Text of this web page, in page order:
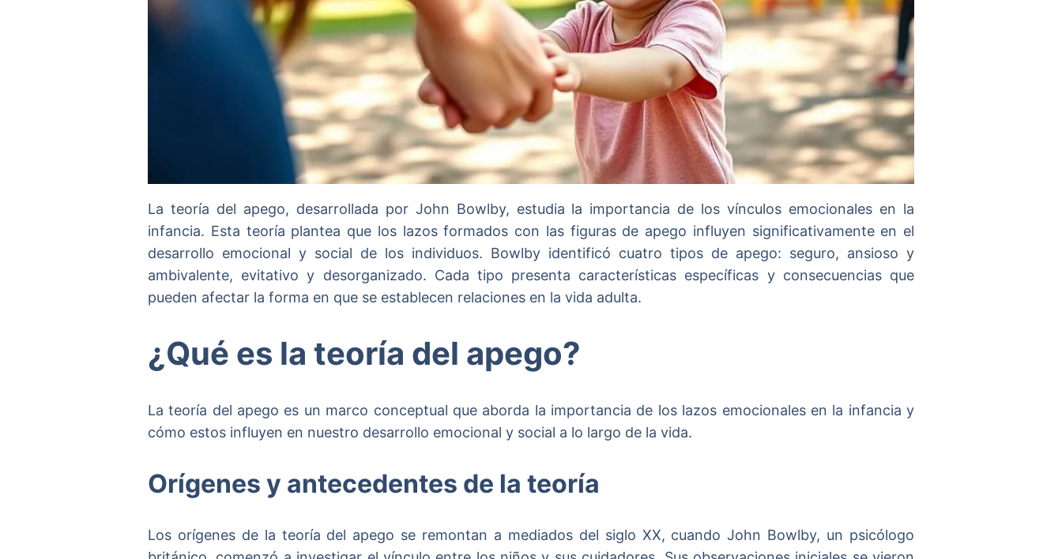
La teoría del apego, desarrollada por John Bowlby, estudia la importancia de los vínculos emocionales en la
infancia. Esta teoría plantea que los lazos formados con las figuras de apego influyen significativamente en el
desarrollo emocional y social de los individuos. Bowlby identificó cuatro tipos de apego: seguro, ansioso y
ambivalente, evitativo y desorganizado. Cada tipo presenta características específicas y consecuencias que
pueden afectar la forma en que se establecen relaciones en la vida adulta.
¿Qué es la teoría del apego?
La teoría del apego es un marco conceptual que aborda la importancia de los lazos emocionales en la infancia y
cómo estos influyen en nuestro desarrollo emocional y social a lo largo de la vida.
Orígenes y antecedentes de la teoría
Los orígenes de la teoría del apego se remontan a mediados del siglo XX, cuando John Bowlby, un psicólogo